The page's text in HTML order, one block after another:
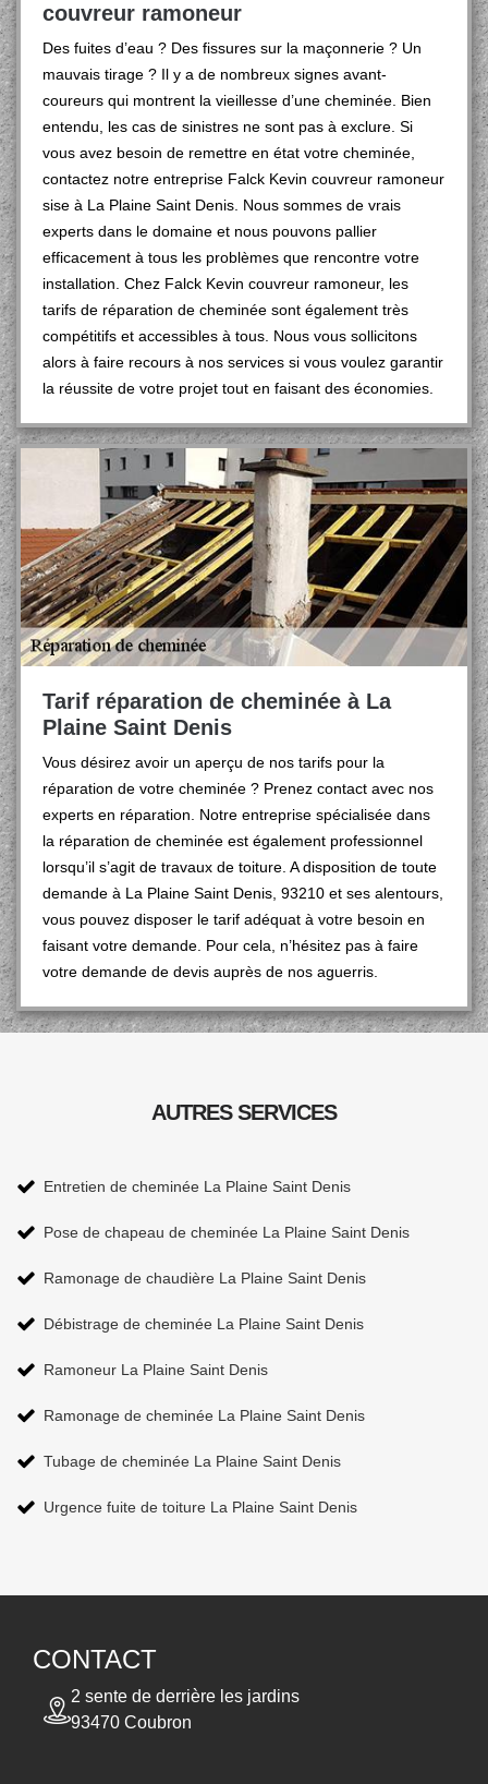
couvreur ramoneur
Des fuites d’eau ? Des fissures sur la maçonnerie ? Un
mauvais tirage ? Il y a de nombreux signes avant-
coureurs qui montrent la vieillesse d’une cheminée. Bien
entendu, les cas de sinistres ne sont pas à exclure. Si
vous avez besoin de remettre en état votre cheminée,
contactez notre entreprise Falck Kevin couvreur ramoneur
sise à La Plaine Saint Denis. Nous sommes de vrais
experts dans le domaine et nous pouvons pallier
efficacement à tous les problèmes que rencontre votre
installation. Chez Falck Kevin couvreur ramoneur, les
tarifs de réparation de cheminée sont également très
compétitifs et accessibles à tous. Nous vous sollicitons
alors à faire recours à nos services si vous voulez garantir
la réussite de votre projet tout en faisant des économies.
Tarif réparation de cheminée à La
Plaine Saint Denis
Vous désirez avoir un aperçu de nos tarifs pour la
réparation de votre cheminée ? Prenez contact avec nos
experts en réparation. Notre entreprise spécialisée dans
la réparation de cheminée est également professionnel
lorsqu’il s’agit de travaux de toiture. A disposition de toute
demande à La Plaine Saint Denis, 93210 et ses alentours,
vous pouvez disposer le tarif adéquat à votre besoin en
faisant votre demande. Pour cela, n’hésitez pas à faire
votre demande de devis auprès de nos aguerris.
AUTRES SERVICES
Entretien de cheminée La Plaine Saint Denis
Pose de chapeau de cheminée La Plaine Saint Denis
Ramonage de chaudière La Plaine Saint Denis
Débistrage de cheminée La Plaine Saint Denis
Ramoneur La Plaine Saint Denis
Ramonage de cheminée La Plaine Saint Denis
Tubage de cheminée La Plaine Saint Denis
Urgence fuite de toiture La Plaine Saint Denis
CONTACT
2 sente de derrière les jardins
93470 Coubron